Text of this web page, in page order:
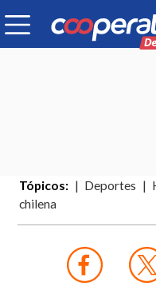
Tópicos: Deportes
chilena